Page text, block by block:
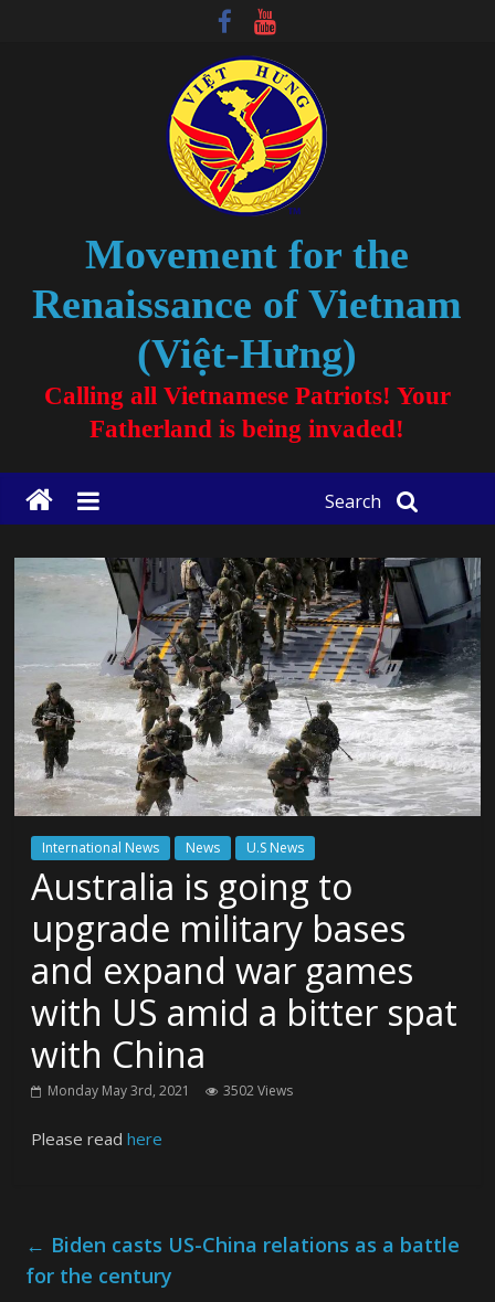
Movement for the
Renaissance of Vietnam
(Việt-Hưng)
Calling all Vietnamese Patriots! Your
Fatherland is being invaded!
Search
International News News U.S News
Australia is going to
upgrade military bases
and expand war games
with US amid a bitter spat
with China
Monday May 3rd, 2021 3502 Views
Please readhere
← Biden casts US-China relations as a battle
for the century